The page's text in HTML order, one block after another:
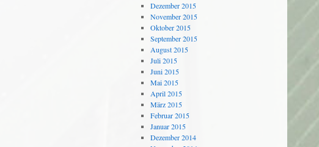
Dezember 2015
November 2015
Oktober 2015
September 2015
August 2015
Juli 2015
Juni 2015
Mai 2015
April 2015
März 2015
Februar 2015
Januar 2015
Dezember 2014